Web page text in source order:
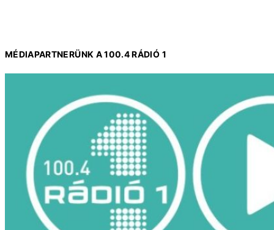
MÉDIAPARTNERÜNK A 100.4 RÁDIÓ 1